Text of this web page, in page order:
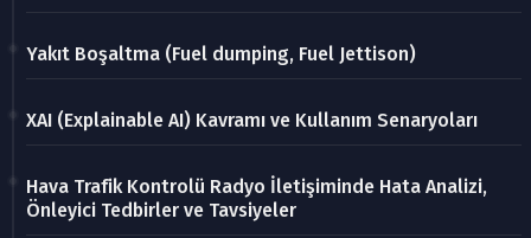
Yakıt Boşaltma (Fuel dumping, Fuel Jettison)
XAI (Explainable AI) Kavramı ve Kullanım Senaryoları
Hava Trafik Kontrolü Radyo İletişiminde Hata Analizi,
Önleyici Tedbirler ve Tavsiyeler